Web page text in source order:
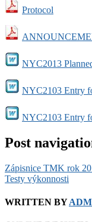
Protocol
NYC2013
NYC2103 Entry
NYC2103 Entry
Post
Zápisnice TMK rok
Testy výkonnosti
WRITTEN BY